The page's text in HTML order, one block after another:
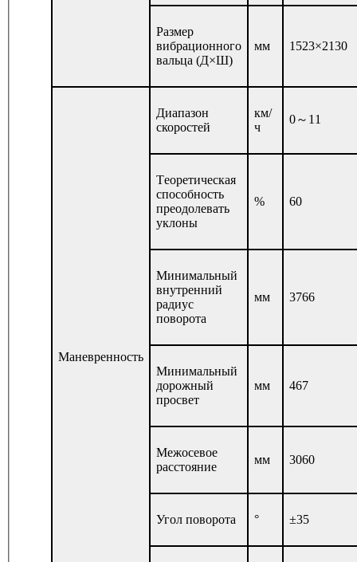
Размер
вибрационного
вальца (Д×Ш)
мм 1523×2130
Маневренность
Диапазон
скоростей
км/
ч
0～11
Tеоретическая
способность
преодолевать
уклоны
% 60
Минимальный
внутренний
радиус
поворота
мм 3766
Минимальный
дорожный
просвет
мм 467
Межосевое
расстояние
мм 3060
Угол поворота ° ±35